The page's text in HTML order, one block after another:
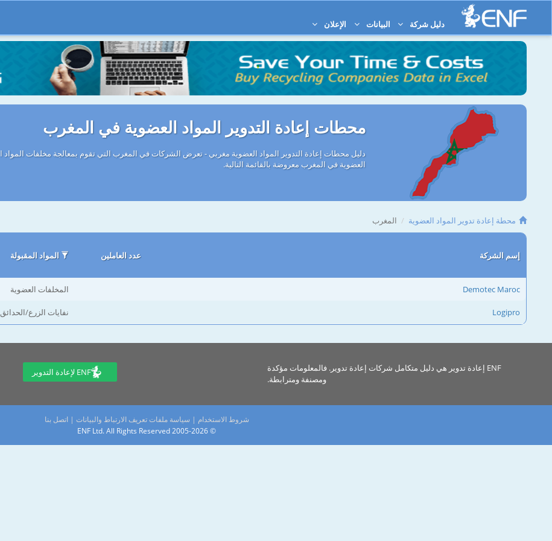
دليل شركة البيانات الإعلان
محطات إعادة التدوير المواد العضوية في المغرب
العضوية في المغرب معروضة بالقائمة التالية.
محطة إعادة تدوير المواد العضوية المغرب
إسم الشركة عدد العاملين المواد المقبولة
Demotec Maroc المخلفات العضوية
Logipro نفايات الزرع/الحدائق
ENF إعادة تدوير هي دليل متكامل شركات إعادة تدوير. فالمعلومات مؤكدة
ومصنفة ومترابطة.
ENF لإعادة التدوير
شروط الاستخدام | سياسة ملفات تعريف الارتباط والبيانات |اتصل بنا
© 2005-2026 ENF Ltd. All Rights Reserved